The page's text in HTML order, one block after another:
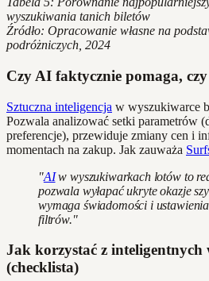
wyszukiwania tanich biletów
Źródło: Opracowanie własne na
podróżniczych, 2024
Czy AI faktycznie pomaga,
Sztuczna inteligencja w wyszukiwarce
Pozwala analizować setki parametrów
preferencje), przewiduje zmiany cen i
momentach na zakup. Jak zauważa
"AIw wyszukiwarkach lotów to
pozwala wyłapać ukryte okazje
wymaga świadomości i
filtrów."
Jak korzystać z inteligentnych
(checklista)